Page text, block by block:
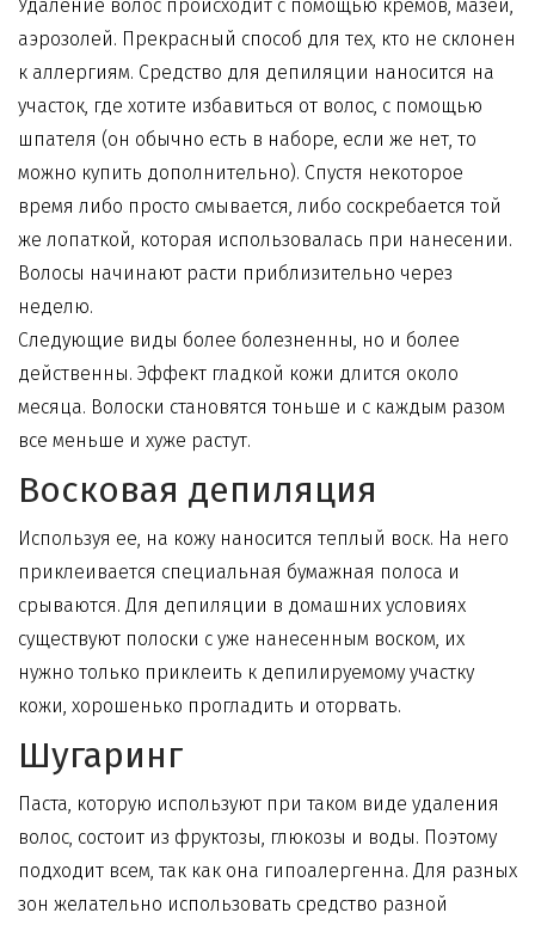
Удаление волос происходит с помощью кремов, мазей,
аэрозолей. Прекрасный способ для тех, кто не склонен
к аллергиям. Средство для депиляции наносится на
участок, где хотите избавиться от волос, с помощью
шпателя (он обычно есть в наборе, если же нет, то
можно купить дополнительно). Спустя некоторое
время либо просто смывается, либо соскребается той
же лопаткой, которая использовалась при нанесении.
Волосы начинают расти приблизительно через
неделю.
Следующие виды более болезненны, но и более
действенны. Эффект гладкой кожи длится около
месяца. Волоски становятся тоньше и с каждым разом
все меньше и хуже растут.
Восковая депиляция
Используя ее, на кожу наносится теплый воск. На него
приклеивается специальная бумажная полоса и
срываются. Для депиляции в домашних условиях
существуют полоски с уже нанесенным воском, их
нужно только приклеить к депилируемому участку
кожи, хорошенько прогладить и оторвать.
Шугаринг
Паста, которую используют при таком виде удаления
волос, состоит из фруктозы, глюкозы и воды. Поэтому
подходит всем, так как она гипоалергенна. Для разных
зон желательно использовать средство разной